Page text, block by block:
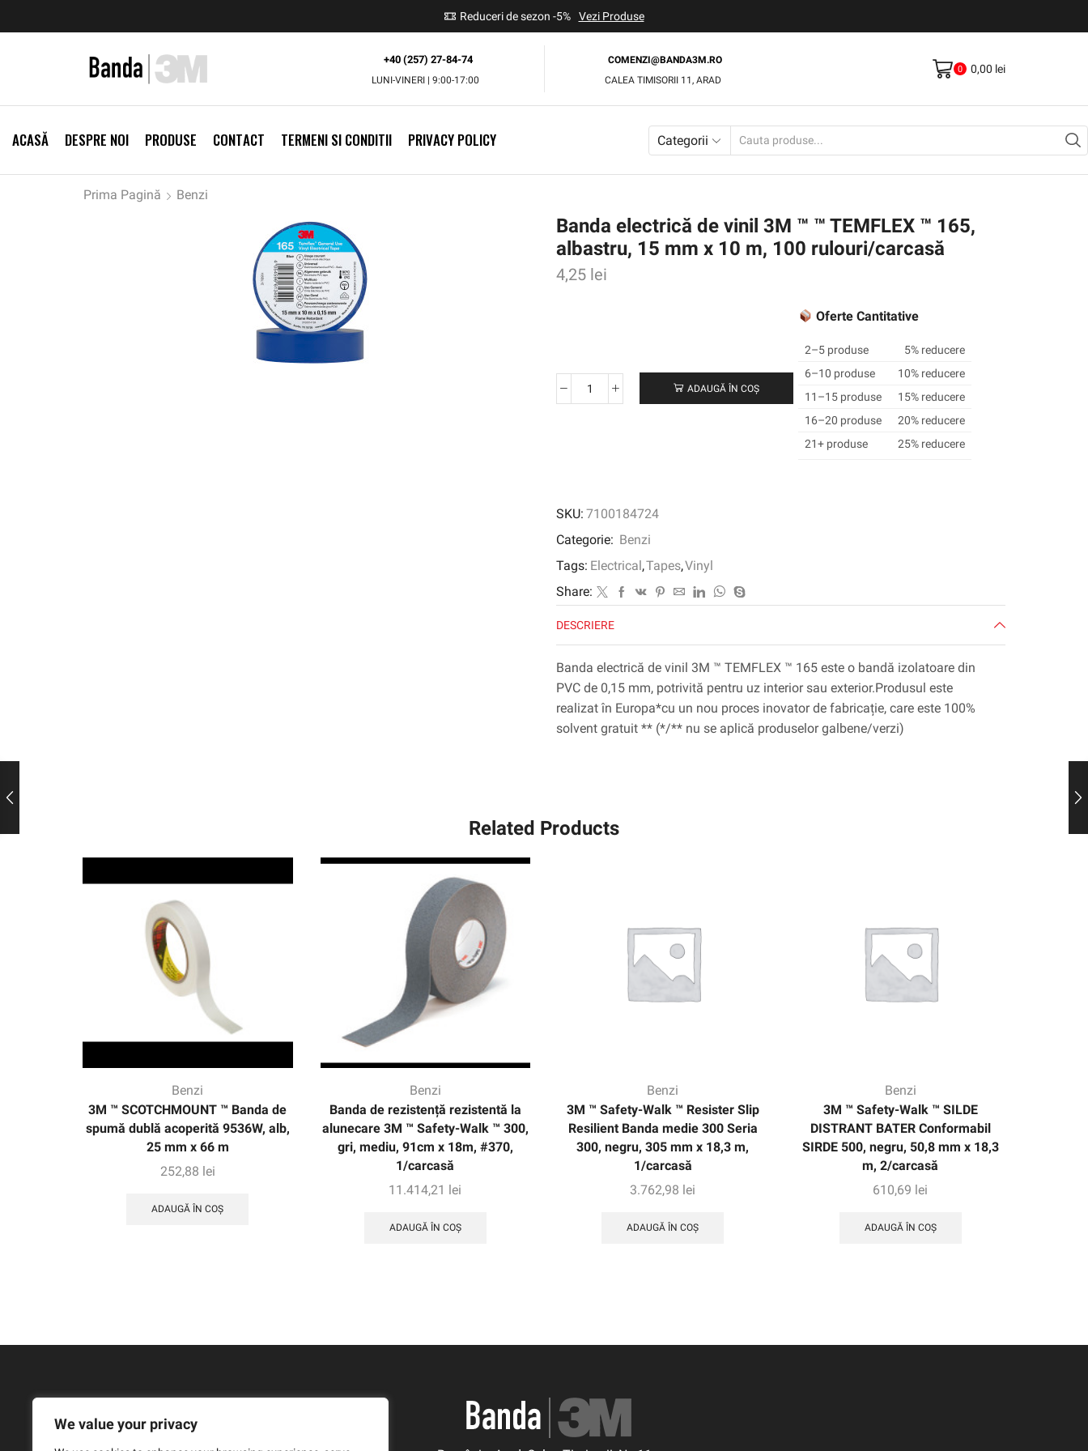
We value your privacy
Reduceri de sezon -5% Vezi Produse
+40 (257) 27-84-74
LUNI-VINERI | 9:00-17:00
COMENZI@BANDA3M.RO
CALEA TIMISORII 11, ARAD
0 0,00 lei
ACASĂ DESPRE NOI PRODUSE CONTACT TERMENI SI CONDITII PRIVACY POLICY Categorii
Prima Pagină Benzi
Banda electrică de vinil 3M ™ ™ TEMFLEX ™ 165,
albastru, 15 mm x 10 m, 100 rulouri/carcasă
4,25 lei
Cantitate
™
TEMFLEX
165,
albastru,
15
mm
x
10
m,
100
rulouri/carcasă
ADAUGĂ ÎN COȘ
Oferte Cantitative
2–5 produse
5% reducere
6–10 produse
10% reducere
11–15 produse
15% reducere
16–20 produse
20% reducere
21+ produse
25% reducere
SKU: 7100184724
Categorie: Benzi
Tags: Electrical ,Tapes,Vinyl
Share:
DESCRIERE
Banda electrică de vinil 3M ™ TEMFLEX ™ 165 este o bandă izolatoare din
PVC de 0,15 mm, potrivită pentru uz interior sau exterior.Produsul este
realizat în Europa*cu un nou proces inovator de fabricație, care este 100%
solvent gratuit ** (*/** nu se aplică produselor galbene/verzi)
Related Products
Benzi
3M ™ SCOTCHMOUNT ™ Banda de
spumă dublă acoperită 9536W, alb,
25 mm x 66 m
252,88 lei
ADAUGĂ ÎN COȘ
Benzi
Banda de rezistență rezistentă la
alunecare 3M ™ Safety-Walk ™ 300,
gri, mediu, 91cm x 18m, #370,
1/carcasă
11.414,21 lei
ADAUGĂ ÎN COȘ
Benzi
3M ™ Safety-Walk ™ Resister Slip
Resilient Banda medie 300 Seria
300, negru, 305 mm x 18,3 m,
1/carcasă
3.762,98 lei
ADAUGĂ ÎN COȘ
Benzi
3M ™ Safety-Walk ™ SILDE
DISTRANT BATER Conformabil
SIRDE 500, negru, 50,8 mm x 18,3
m, 2/carcasă
610,69 lei
ADAUGĂ ÎN COȘ